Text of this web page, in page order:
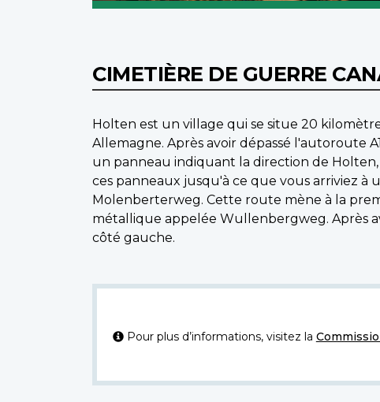
CIMETIÈRE DE GUERRE
Holten est un village qui se situe 20
Allemagne. Après avoir dépassé l'autoroute
un panneau indiquant la direction de
ces panneaux jusqu'à ce que vous arriviez à
Molenberterweg. Cette route mène à la
métallique appelée Wullenbergweg. Après
côté gauche.
Pour plus d’informations, visitez la